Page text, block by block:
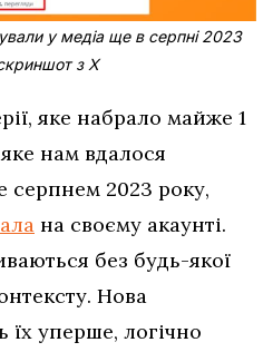
у медіа ще в серпні 2023
з Х
яке набрало майже 1
нам вдалося
серпнем 2023 року,
на своєму акаунті.
без будь-якої
Нова
їх уперше, логічно